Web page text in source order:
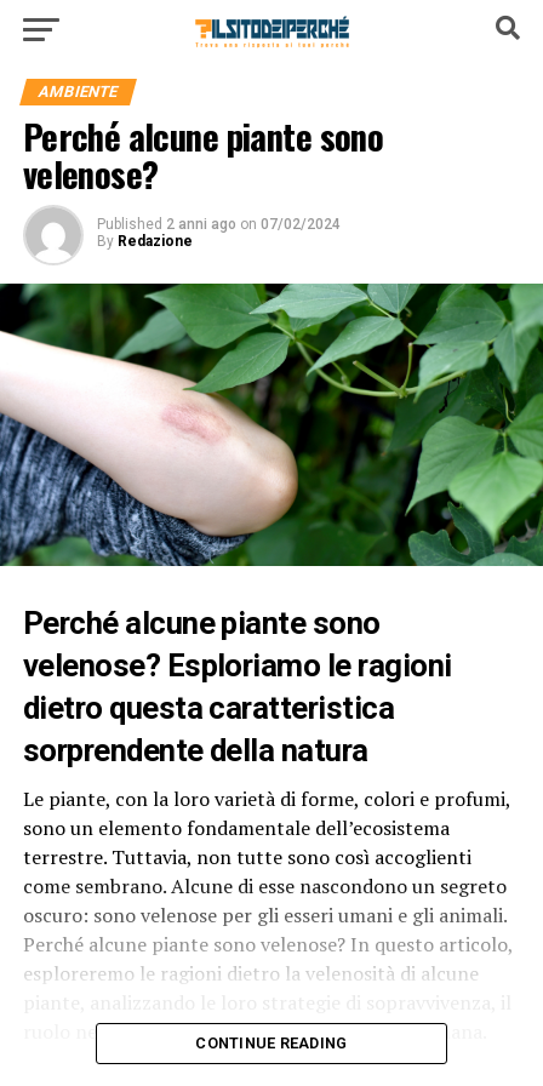
AMBIENTE
Perché alcune piante sono
velenose?
Published 2 anni ago on 07/02/2024
By Redazione
Perché alcune piante sono
velenose? Esploriamo le ragioni
dietro questa caratteristica
sorprendente della natura
Le piante, con la loro varietà di forme, colori e profumi,
sono un elemento fondamentale dell’ecosistema
terrestre. Tuttavia, non tutte sono così accoglienti
come sembrano. Alcune di esse nascondono un segreto
oscuro: sono velenose per gli esseri umani e gli animali.
Perché alcune piante sono velenose? In questo articolo,
esploreremo le ragioni dietro la velenosità di alcune
ruolo nell’ecosistema e l’impatto sulla salute umana.
CONTINUE READING